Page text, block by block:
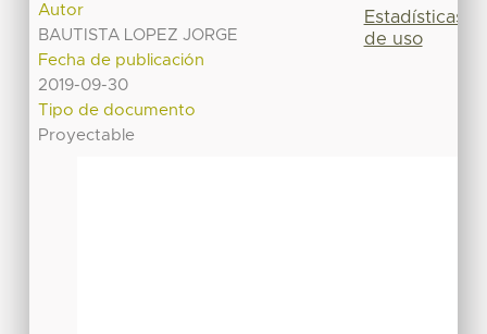
Autor
BAUTISTA LOPEZ JORGE
Fecha de publicación
2019-09-30
Tipo de documento
Proyectable
Estadísticas
de uso